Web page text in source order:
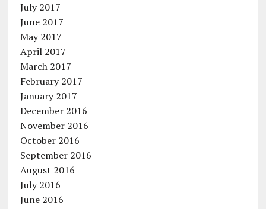
July 2017
June 2017
May 2017
April 2017
March 2017
February 2017
January 2017
December 2016
November 2016
October 2016
September 2016
August 2016
July 2016
June 2016